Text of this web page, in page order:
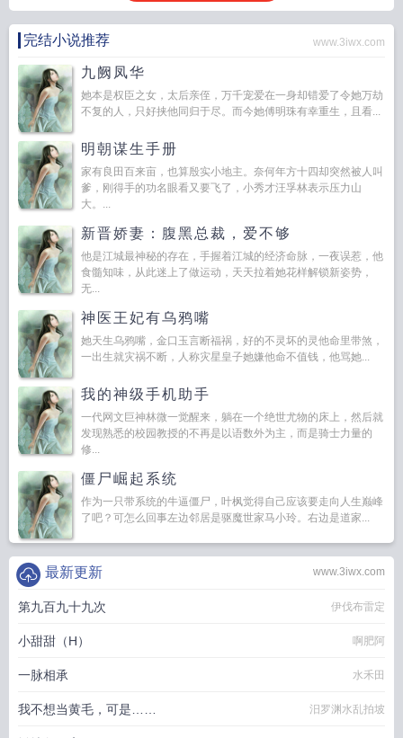
完结小说推荐 www.3iwx.com
九阙凤华
她本是权臣之女，太后亲侄，万千宠爱在一身却错爱了令她万劫
不复的人，只好挟他同归于尽。而今她傅明珠有幸重生，且看...
明朝谋生手册
家有良田百来亩，也算殷实小地主。奈何年方十四却突然被人叫
爹，刚得手的功名眼看又要飞了，小秀才汪孚林表示压力山
大。...
新晋娇妻：腹黑总裁，爱不够
他是江城最神秘的存在，手握着江城的经济命脉，一夜误惹，他
食髓知味，从此迷上了做运动，天天拉着她花样解锁新姿势，
无...
神医王妃有乌鸦嘴
她天生乌鸦嘴，金口玉言断福祸，好的不灵坏的灵他命里带煞，
一出生就灾祸不断，人称灾星皇子她嫌他命不值钱，他骂她...
我的神级手机助手
一代网文巨神林微一觉醒来，躺在一个绝世尤物的床上，然后就
发现熟悉的校园教授的不再是以语数外为主，而是骑士力量的
修...
僵尸崛起系统
作为一只带系统的牛逼僵尸，叶枫觉得自己应该要走向人生巅峰
了吧？可怎么回事左边邻居是驱魔世家马小玲。右边是道家...
www.3iwx.com
最新更新
第九百九十九次 伊伐布雷定
小甜甜（H） 啊肥阿
一脉相承 水禾田
我不想当黄毛，可是…… 汨罗渊水乱拍坡